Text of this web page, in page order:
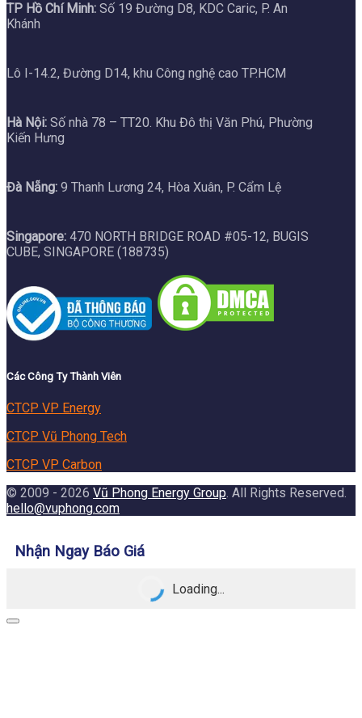
TP Hồ Chí Minh: Số 19 Đường D8, KDC Caric, P. An
Khánh
Lô I-14.2, Đường D14, khu Công nghệ cao TP.HCM
Hà Nội: Số nhà 78 – TT20. Khu Đô thị Văn Phú, Phường
Kiến Hưng
Đà Nẵng: 9 Thanh Lương 24, Hòa Xuân, P. Cẩm Lệ
Singapore: 470 NORTH BRIDGE ROAD #05-12, BUGIS
CUBE, SINGAPORE (188735)
Các Công Ty Thành Viên
CTCP VP Energy
CTCP Vũ Phong Tech
CTCP VP Carbon
© 2009 - 2026 Vũ Phong Energy Group . All Rights Reserved.
hello@vuphong.com
Nhận Ngay Báo Giá
Loading...